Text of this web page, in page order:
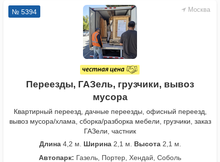
Москва
№ 5394
Переезды, ГАЗель, грузчики, вывоз
мусора
Квартирный переезд, дачные переезды, офисный переезд,
вывоз мусора/хлама, сборка/разборка мебели, грузчики, заказ
ГАЗели, частник
Длина4,2 м. Ширина2,1 м. Высота2,1 м.
Автопарк: Газель, Портер, Хендай, Соболь